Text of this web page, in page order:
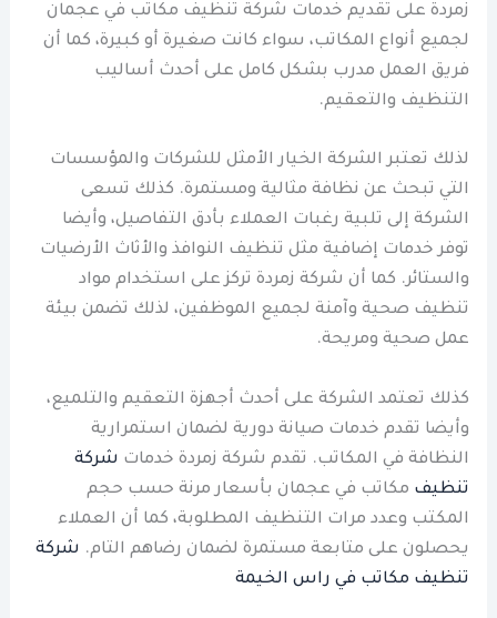
زمردة على تقديم خدمات شركة تنظيف مكاتب في عجمان
لجميع أنواع المكاتب، سواء كانت صغيرة أو كبيرة، كما أن
فريق العمل مدرب بشكل كامل على أحدث أساليب
التنظيف والتعقيم.
لذلك تعتبر الشركة الخيار الأمثل للشركات والمؤسسات
التي تبحث عن نظافة مثالية ومستمرة. كذلك تسعى
الشركة إلى تلبية رغبات العملاء بأدق التفاصيل، وأيضا
توفر خدمات إضافية مثل تنظيف النوافذ والأثاث الأرضيات
والستائر. كما أن شركة زمردة تركز على استخدام مواد
تنظيف صحية وآمنة لجميع الموظفين، لذلك تضمن بيئة
عمل صحية ومريحة.
كذلك تعتمد الشركة على أحدث أجهزة التعقيم والتلميع،
وأيضا تقدم خدمات صيانة دورية لضمان استمرارية
النظافة في المكاتب. تقدم شركة زمردة خدمات شركة
تنظيف مكاتب في عجمان بأسعار مرنة حسب حجم
المكتب وعدد مرات التنظيف المطلوبة، كما أن العملاء
يحصلون على متابعة مستمرة لضمان رضاهم التام. شركة
تنظيف مكاتب في راس الخيمة